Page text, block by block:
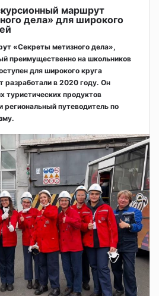
маршрут
дела» для широкого
«Секреты метизного дела»,
преимущественно на школьников
для широкого круга
разработали в 2020 году. Он
туристических продуктов
региональный путеводитель по